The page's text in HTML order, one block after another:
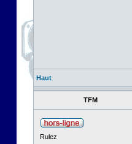
Haut
TFM
Rulez